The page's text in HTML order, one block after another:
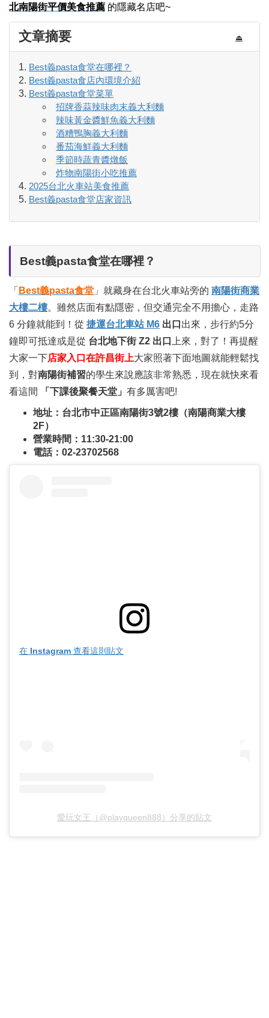
北南陽街平價美食推薦 的隱藏名店吧~
⏏
文章摘要
Best義pasta食堂在哪裡？
Best義pasta食店內環境介紹
Best義pasta食堂菜單
招牌香蒜辣味肉末義大利麵
辣味黃金醬鮮魚義大利麵
酒糟鴨胸義大利麵
番茄海鮮義大利麵
季節時蔬青醬燉飯
炸物南陽街小吃推薦
2025台北火車站美食推薦
Best義pasta食堂店家資訊
Best義pasta食堂在哪裡？
「 Best義pasta食堂 」就藏身在台北火車站旁的 南陽街商業
大樓二樓。雖然店面有點隱密，但交通完全不用擔心，走路
6 分鐘就能到！從 捷運台北車站 M6 出口 出來，步行約5分
鐘即可抵達或是從 台北地下街 Z2 出口
上來，對了！再提醒
大家一下店家入口在許昌街上大家照著下面地圖就能輕鬆找
到，對南陽街補習的學生來說應該非常熟悉，現在就快來看
看這間
「下課後聚餐天堂」 有多厲害吧!
地址：台北市中正區南陽街3號2樓（南陽商業大樓
2F）
營業時間：11:30-21:00
電話：02-23702568
在 Instagram 查看這則貼文
愛玩女王（@playqueen888）分享的貼文